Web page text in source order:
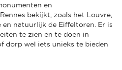
en
bekijkt, zoals het Louvre,
en natuurlijk de Eiffeltoren. Er is
te zien en te doen in
dorp wel iets unieks te bieden